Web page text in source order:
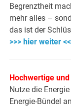
Begrenztheit
mehr alles –
das ist der
>>> hier weiter
Hochwertige
Nutze die
Energie-Bündel